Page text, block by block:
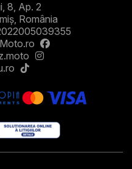
8, Ap. 2
România